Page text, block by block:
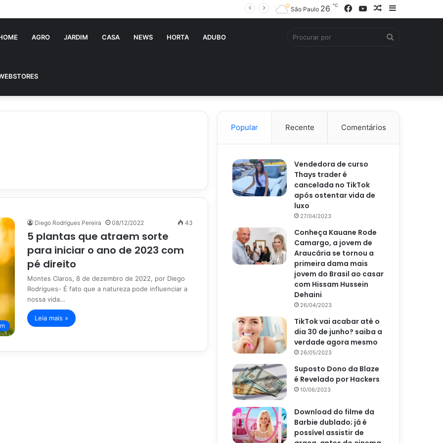
Barra
Artigo
YouTube
Facebook
São Paulo 26 ℃
AGRO JARDIM CASA NEWS HORTA ADUBO
Diego Rodrigues Pereira 08/12/2022 43
5 plantas que atraem sorte
para iniciar o ano de 2023 com
pé direito
Montes Claros, 8 de dezembro de 2022, por Diego
Rodrigues- É fato que a natureza pode influenciar a
nossa vida…
Leia mais »
Popular Recente Comentários
Vendedora de curso
Thays trader é
cancelada no TikTok
após ostentar vida de
luxo
27/04/2023
Conheça Kauane Rode
Camargo, a jovem de
Araucária se tornou a
primeira dama mais
jovem do Brasil ao casar
com Hissam Hussein
Dehaini
26/04/2023
TikTok vai acabar até o
dia 30 de junho? saiba a
verdade agora mesmo
26/05/2023
Suposto Dono da Blaze
é Revelado por Hackers
10/06/2023
Download do filme da
Barbie dublado; já é
possível assistir de